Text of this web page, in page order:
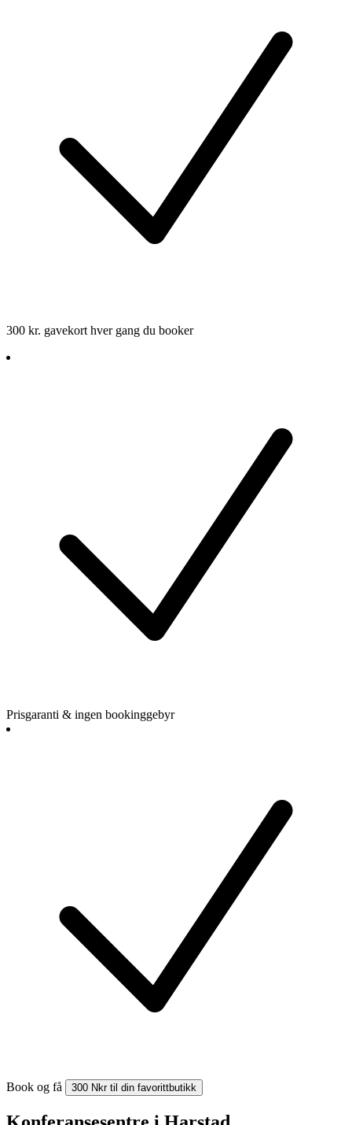
300 kr. gavekort hver gang du booker
Prisgaranti & ingen bookinggebyr
Book og få 300 Nkr til din favorittbutikk